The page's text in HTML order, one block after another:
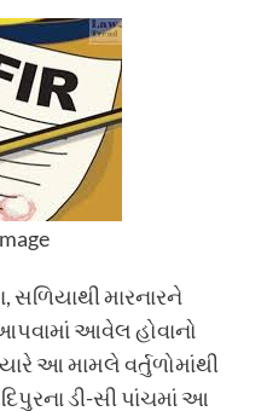
સળિયાથી મારનારને
આવેલ હોવાનો
આ મામલે વર્તુળોમાંથી
ડી-સી પાંચમાં આ